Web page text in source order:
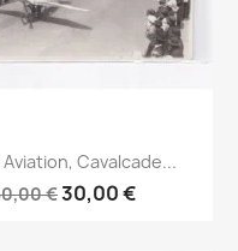
Aperçu rapide
Aviation, Cavalcade...
€30,00 €